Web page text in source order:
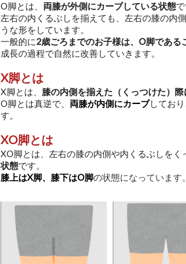
O脚とは、 両膝が外側にカーブしている状態で
左右の内くるぶしを揃えても、左右の膝の内
うな形をしています。
一般的に2歳ごろまでのお子様は、O脚である
成長の過程で自然に改善していきます。
X脚とは
X脚とは、 膝の内側を揃えた（くっつけた）
O脚とは真逆で、 両膝が内側にカーブしてお
す。
XO脚とは
XO脚とは、左右の膝の内側や内くるぶしをく
状態です。
膝上はX脚、 膝下はO脚の状態になっています。